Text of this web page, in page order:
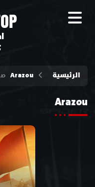
الرئيسية Arazou
Arazou